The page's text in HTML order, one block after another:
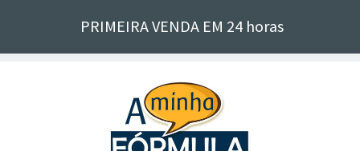
PRIMEIRA VENDA EM 24 horas